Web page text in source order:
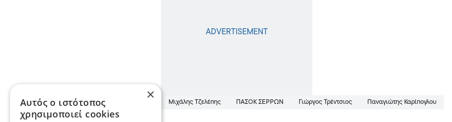
Μιχάλης Τζελέπης ΠΑΣΟΚ ΣΕΡΡΩΝ Γιώργος Τρέντσιος Παναγιώτης Καρίπογλου
×
Αυτός ο ιστότοπος
χρησιμοποιεί cookies